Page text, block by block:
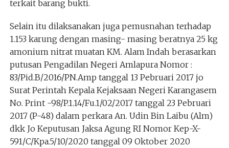
terkait barang bukti.
Selain itu dilaksanakan juga pemusnahan terhadap
1.153 karung dengan masing- masing beratnya 25 kg
amonium nitrat muatan KM. Alam Indah berasarkan
putusan Pengadilan Negeri Amlapura Nomor :
83/Pid.B/2016/PN.Amp tanggal 13 Pebruari 2017 jo
Surat Perintah Kepala Kejaksaan Negeri Karangasem
No. Print -98/P.1.14/Fu.1/02/2017 tanggal 23 Pebruari
2017 (P-48) dalam perkara An. Udin Bin Laibu (Alm)
dkk Jo Keputusan Jaksa Agung RI Nomor Kep-X-
591/C/Kpa.5/10/2020 tanggal 09 Oktober 2020